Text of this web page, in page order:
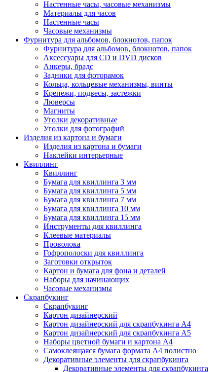
Настенные часы, часовые механизмы
Материалы для часов
Настенные часы
Часовые механизмы
Фурнитура для альбомов, блокнотов, папок
Фурнитура для альбомов, блокнотов, папок
Аксессуары для CD и DVD дисков
Анкеры, брадс
Задники для фоторамок
Кольца, кольцевые механизмы, винты
Крепежи, подвесы, застежки
Люверсы
Магниты
Уголки декоративные
Уголки для фотографий
Изделия из картона и бумаги
Изделия из картона и бумаги
Наклейки интерьерные
Квиллинг
Квиллинг
Бумага для квиллинга 3 мм
Бумага для квиллинга 5 мм
Бумага для квиллинга 7 мм
Бумага для квиллинга 10 мм
Бумага для квиллинга 15 мм
Инструменты для квиллинга
Клеевые материалы
Проволока
Гофрополоски для квиллинга
Заготовки открыток
Картон и бумага для фона и деталей
Наборы для начинающих
Часовые механизмы
Скрапбукинг
Скрапбукинг
Картон дизайнерский
Картон дизайнерский для скрапбукинга А4
Картон дизайнерский для скрапбукинга А5
Наборы цветной бумаги и картона А4
Самоклеящаяся бумага формата А4 полистно
Декоративные элементы для скрапбукинга
Декоративные элементы для скрапбукинга